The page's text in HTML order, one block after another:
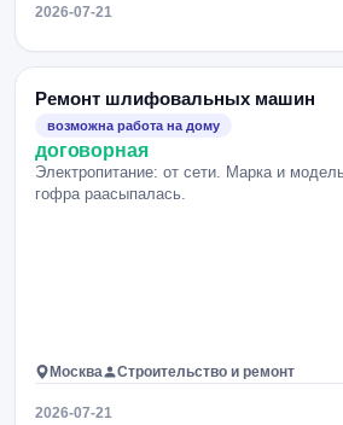
2026-07-21
Ремонт шлифовальных машин
возможна работа на дому
договорная
Электропитание: от сети. Марка и
гофра раасыпалась.
Москва Строительство и ремонт
2026-07-21